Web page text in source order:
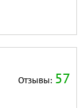
Отзывы: 57